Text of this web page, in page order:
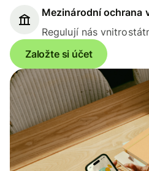
Mezinárodní ochrana
Regulují nás
Založte si účet